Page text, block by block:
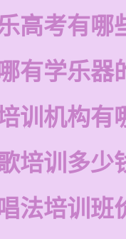
高考有哪
有学乐器
训机构有
培训多少
法培训班